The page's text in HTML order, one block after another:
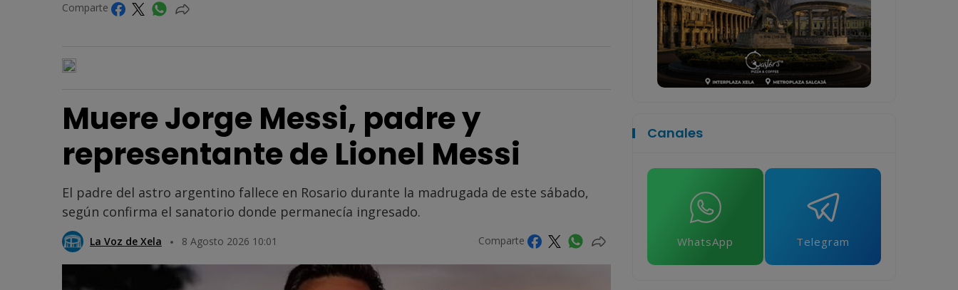
Comparte
Muere Jorge Messi, padre y
representante de Lionel Messi
El padre del astro argentino fallece en Rosario durante la madrugada de este sábado,
según confirma el sanatorio donde permanecía ingresado.
La Voz de Xela 8 Agosto 2026 10:01 Comparte
Canales
WhatsApp Telegram